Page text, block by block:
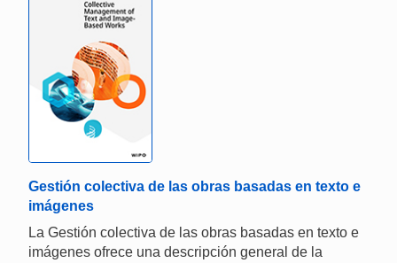
Gestión colectiva de las obras basadas en texto e
imágenes
La Gestión colectiva de las obras basadas en texto e
imágenes ofrece una descripción general de la